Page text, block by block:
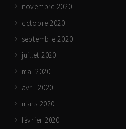
novembre 2020
octobre 2020
septembre 2020
juillet 2020
mai 2020
avril 2020
mars 2020
février 2020